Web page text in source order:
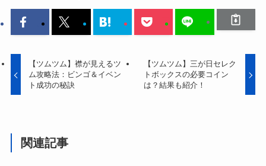
【ツムツム】襟が見えるツ
ム攻略法：ビンゴ＆イベン
ト成功の秘訣
【ツムツム】三が日セレク
トボックスの必要コイン
は？結果も紹介！
関連記事